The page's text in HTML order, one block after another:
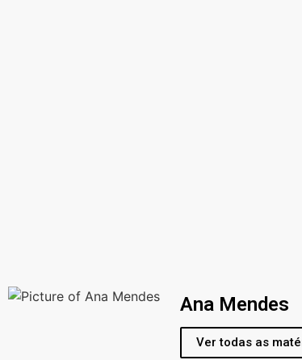
Ana Mendes
Ver todas as